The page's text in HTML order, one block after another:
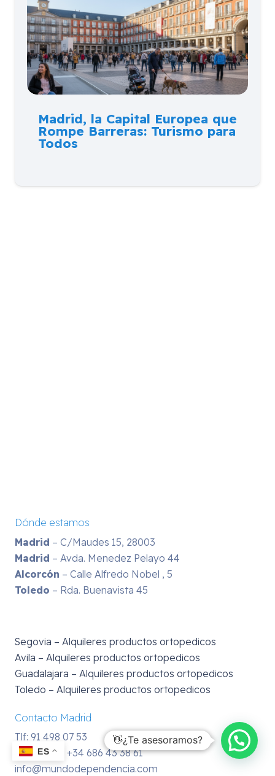
Madrid, la Capital Europea que
Rompe Barreras: Turismo para
Todos
Dónde estamos
Madrid – C/Maudes 15, 28003
Madrid – Avda. Menedez Pelayo 44
Alcorcón – Calle Alfredo Nobel , 5
Toledo – Rda. Buenavista 45
Segovia – Alquileres productos ortopedicos
Avila – Alquileres productos ortopedicos
Guadalajara – Alquileres productos ortopedicos
Toledo – Alquileres productos ortopedicos
Contacto Madrid
Tlf: 91 498 07 53
WhatsApp: +34 686 43 38 61
info@mundodependencia.com
ES
👋¿Te asesoramos?